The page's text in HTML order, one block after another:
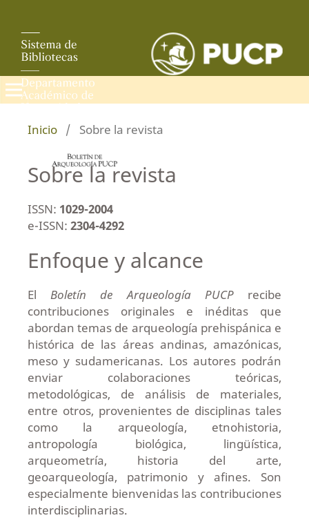
Inicio / Sobre la revista
Sobre la revista
ISSN: 1029-2004
e-ISSN: 2304-4292
Enfoque y alcance
ElBoletín de Arqueología PUCPrecibe
contribuciones originales e inéditas que
abordan temas de arqueología prehispánica e
histórica de las áreas andinas, amazónicas,
meso y sudamericanas. Los autores podrán
enviar colaboraciones teóricas,
metodológicas, de análisis de materiales,
entre otros, provenientes de disciplinas tales
como la arqueología, etnohistoria,
antropología biológica, lingüística,
arqueometría, historia del arte,
geoarqueología, patrimonio y afines. Son
especialmente bienvenidas las contribuciones
interdisciplinarias.